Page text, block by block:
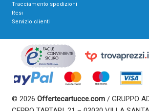
Tracciamento spedizioni
Resi
Servizio clienti
© 2026 Offertecartucce.com / GRUPPO